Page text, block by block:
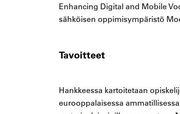
Enhancing Digital and Mobile
sähköisen oppimisympäristö
Tavoitteet
Hankkeessa kartoitetaan
eurooppalaisessa